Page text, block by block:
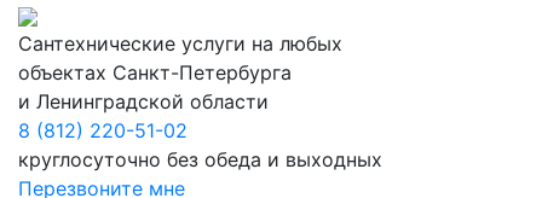
Сантехнические услуги на любых
объектах Санкт-Петербурга
и Ленинградской области
8 (812) 220-51-02
круглосуточно без обеда и выходных
Перезвоните мне